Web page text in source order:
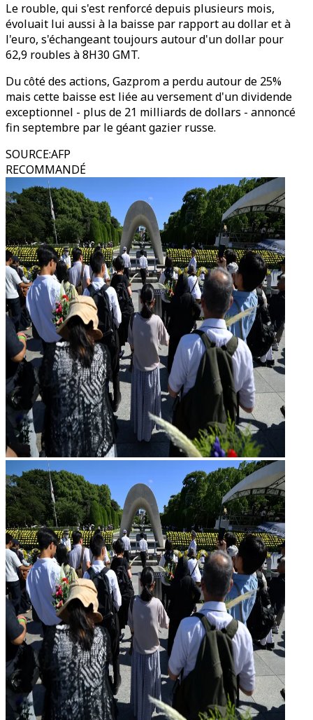
Le rouble, qui s'est renforcé depuis plusieurs mois,
évoluait lui aussi à la baisse par rapport au dollar et à
l'euro, s'échangeant toujours autour d'un dollar pour
62,9 roubles à 8H30 GMT.
Du côté des actions, Gazprom a perdu autour de 25%
mais cette baisse est liée au versement d'un dividende
exceptionnel - plus de 21 milliards de dollars - annoncé
fin septembre par le géant gazier russe.
SOURCE:AFP
RECOMMANDÉ